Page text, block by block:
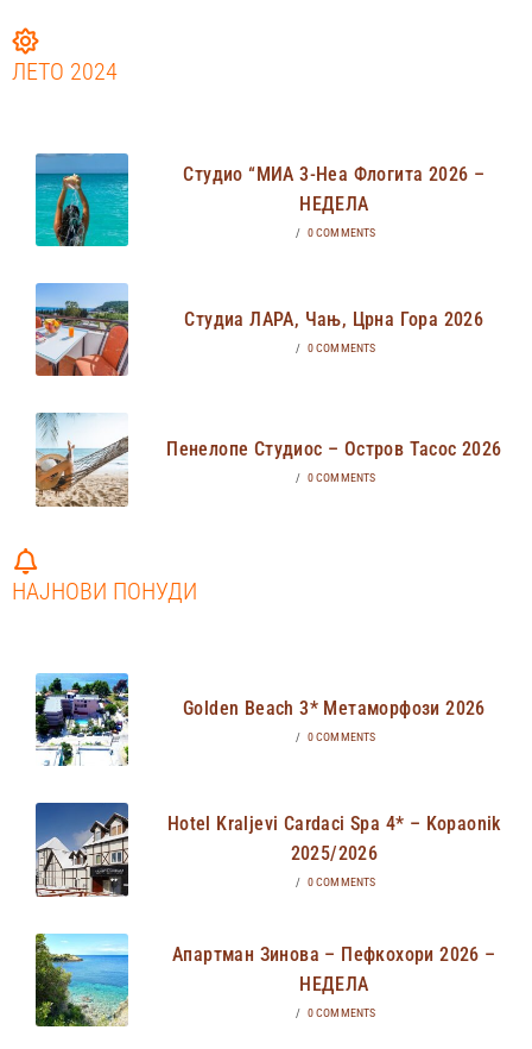
ЛЕТО 2024
Студио “МИА 3-Неа Флогита 2026 –
НЕДЕЛА
/ 0 COMMENTS
Студиа ЛАРА, Чањ, Црна Гора 2026
/ 0 COMMENTS
Пенелопе Студиос – Остров Тасос 2026
/ 0 COMMENTS
НАЈНОВИ ПОНУДИ
Golden Beach 3* Метаморфози 2026
/ 0 COMMENTS
Hotel Kraljevi Cardaci Spa 4* – Kopaonik
2025/2026
/ 0 COMMENTS
Апартман Зинова – Пефкохори 2026 –
НЕДЕЛА
/ 0 COMMENTS